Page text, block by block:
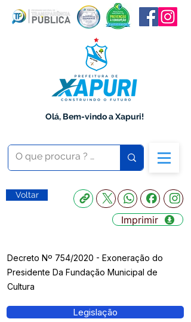
Olá, Bem-vindo a Xapuri!
Voltar
Imprimir
Decreto Nº 754/2020 - Exoneração do
Presidente Da Fundação Municipal de
Cultura
Legislação